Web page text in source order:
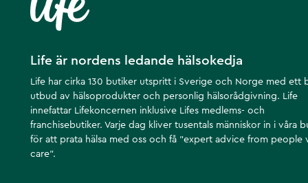
Life är nordens ledande hälsokedja
Life har cirka 130 butiker utspritt i Sverige och Norge med ett
utbud av hälsoprodukter och personlig hälsorådgivning. Life
innefattar Lifekoncernen inklusive Lifes medlems- och
franchisebutiker. Varje dag kliver tusentals människor in i våra
för att prata hälsa med oss och få ”expert advice from people
care”.